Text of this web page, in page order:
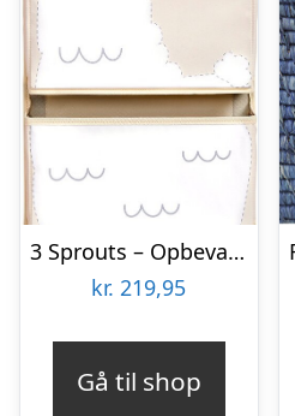
3 Sprouts – Opbevaringskurve Til Børn – Væghængt – Hvid Lama
kr. 219,95
Gå til shop